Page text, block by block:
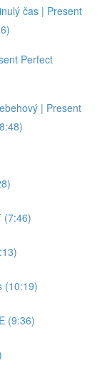
čas | Present
Perfect
| Present
(7:46)
(10:19)
(9:36)